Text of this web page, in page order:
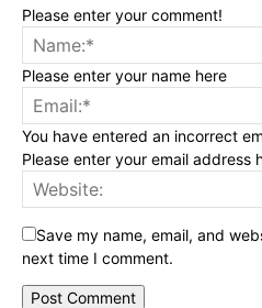
Please enter your comment!
Please enter your name here
You have entered an incorrect
Please enter your email address
Save my name, email, and
next time I comment.